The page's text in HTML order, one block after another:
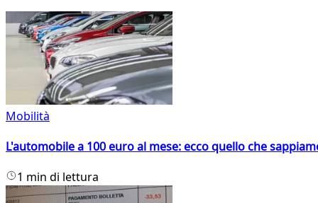
Mobilità
L'automobile a 100 euro al mese: ecco quello che
1 min di lettura